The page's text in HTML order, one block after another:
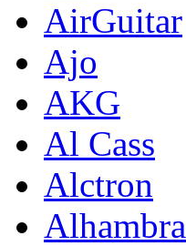
AirGuitar
Ajo
AKG
Al Cass
Alctron
Alhambra